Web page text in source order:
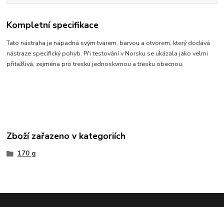
Kompletní specifikace
Tato nástraha je nápadná svým tvarem, barvou a otvorem, který dodává
nástraze specifický pohyb. Při testování v Norsku se ukázala jako velmi
přitažlivá, zejména pro tresku jednoskvrnou a tresku obecnou.
Zboží zařazeno v kategoriích
170 g